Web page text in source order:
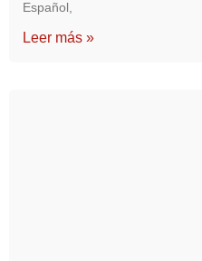
Español,
Leer más »